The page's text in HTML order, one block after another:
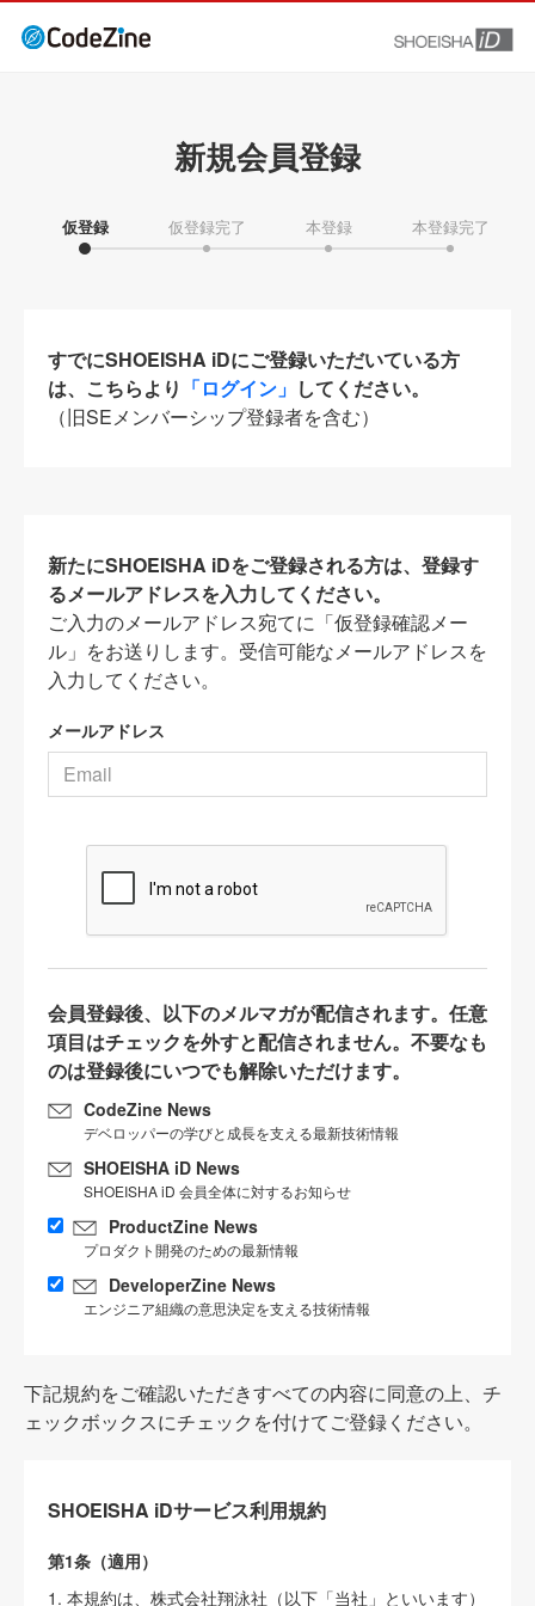
新規会員登録
仮登録 仮登録完了 本登録 本登録完了
すでにSHOEISHA iDにご登録いただいている方
は、こちらより 「ログイン」 してください。
（旧SEメンバーシップ登録者を含む）
新たにSHOEISHA iDをご登録される方は、登録す
るメールアドレスを入力してください。
ご入力のメールアドレス宛てに「仮登録確認メー
ル」をお送りします。受信可能なメールアドレスを
入力してください。
メールアドレス
会員登録後、以下のメルマガが配信されます。任意
項目はチェックを外すと配信されません。不要なも
のは登録後にいつでも解除いただけます。
CodeZine News
デベロッパーの学びと成長を支える最新技術情報
SHOEISHA iD News
SHOEISHA iD 会員全体に対するお知らせ
ProductZine News
プロダクト開発のための最新情報
DeveloperZine News
エンジニア組織の意思決定を支える技術情報
下記規約をご確認いただきすべての内容に同意の上、チ
ェックボックスにチェックを付けてご登録ください。
SHOEISHA iDサービス利用規約
第1条（適用）
1. 本規約は、株式会社翔泳社（以下「当社」といいます）